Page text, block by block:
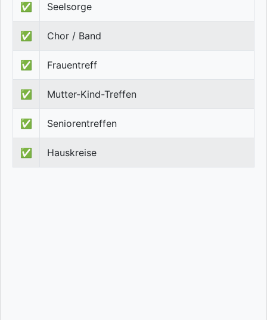
✅ Seelsorge
✅ Chor / Band
✅ Frauentreff
✅ Mutter-Kind-Treffen
✅ Seniorentreffen
✅ Hauskreise